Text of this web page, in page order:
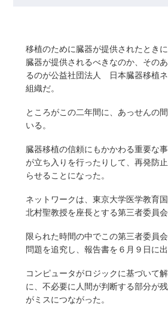
移植のために臓器が提供されたとき
臓器が提供されるべきなのか、その
るのが公益社団法人 日本臓器移植
組織だ。
ところがこの二年間に、あっせんの
いる。
臓器移植の信頼にもかかわる重要な
が立ち入りを行ったりして、再発防
らせることになった。
ネットワークは、東京大学医学教育
北村聖教授を座長とする第三者委員会
限られた時間の中でこの第三者委員
問題を追究し、報告書を６月９日に出
コンピュータがロジックに基づいて
に、不必要に人間が判断する部分が
がミスにつながった。